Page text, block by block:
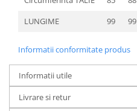
LUNGIME
99 99
Informatii conformitate produs
Informatii utile
Livrare si retur